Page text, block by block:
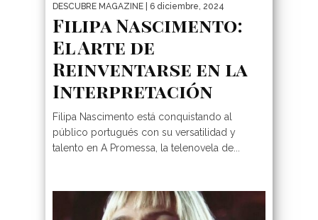
DESCUBRE MAGAZINE | 6 diciembre, 2024
Filipa Nascimento:
El Arte de
Reinventarse en la
Interpretación
Filipa Nascimento está conquistando al
público portugués con su versatilidad y
talento en A Promessa, la telenovela de...